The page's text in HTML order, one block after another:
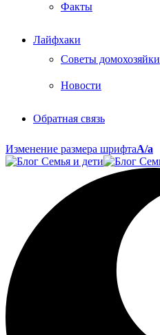
Факты
Лайфхаки
Советы домохозяйки
Новости
Обратная связь
Изменение размера шрифтаA/a